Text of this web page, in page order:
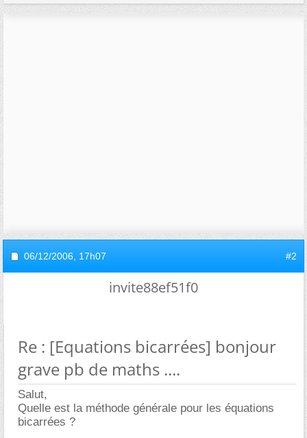
06/12/2006, 17h07 #2
invite88ef51f0
Re : [Equations bicarrées] bonjour
grave pb de maths ....
Salut,
Quelle est la méthode générale pour les équations
bicarrées ?